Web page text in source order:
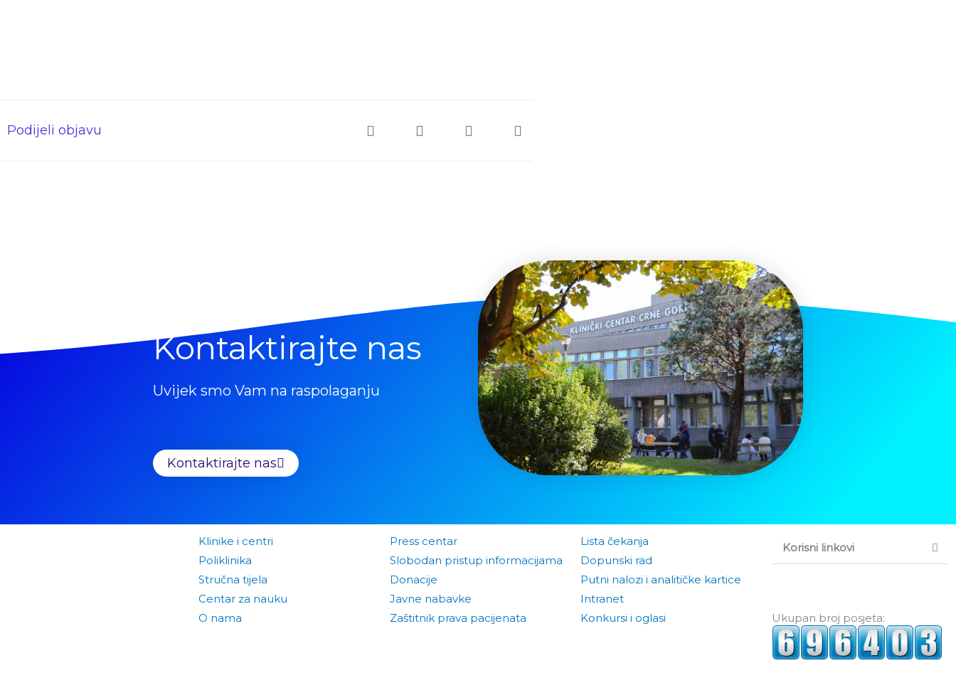
Podijeli objavu
Kontaktirajte nas
Uvijek smo Vam na raspolaganju
Kontaktirajte nas
Klinike i centri
Poliklinika
Stručna tijela
Centar za nauku
O nama
Press centar
Slobodan pristup informacijama
Donacije
Javne nabavke
Zaštitnik prava pacijenata
Lista čekanja
Dopunski rad
Putni nalozi i analitičke kartice
Intranet
Konkursi i oglasi
Korisni linkovi
Ukupan broj posjeta: